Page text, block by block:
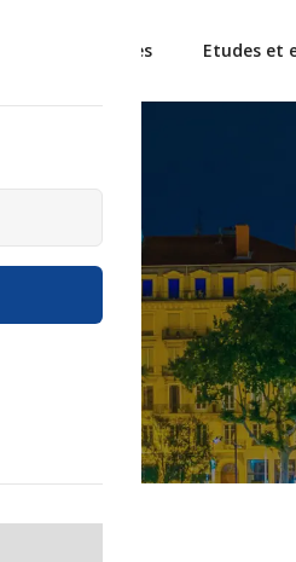
Observatoires Etudes et